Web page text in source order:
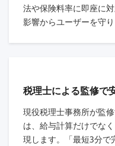
法や保険料率に即座に
影響からユーザーを守
税理士による監修で
現役税理士事務所が監
は、給与計算だけでな
現します。「最短3分で